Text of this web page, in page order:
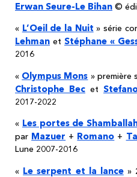
Erwan Seure-Le Bihan ©
« L’Oeil de la Nuit » série
Lehman et Stéphane «
2016
« Olympus Mons » première
Christophe Bec et
2017-2022
« Les portes de
par Mazuer + Romano +
Lune 2007-2016
« Le serpent et la lance»